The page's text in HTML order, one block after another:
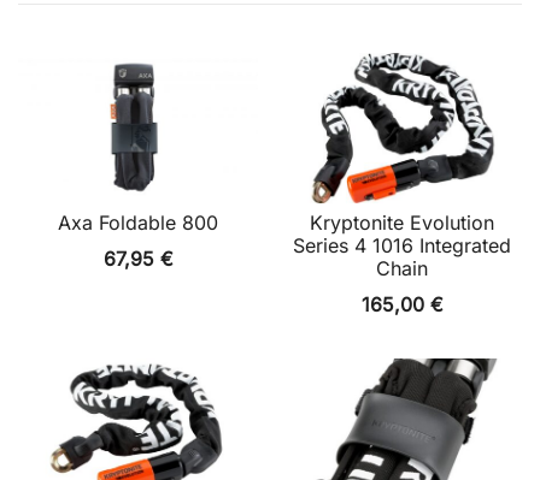
Axa Foldable 800
67,95 €
Kryptonite Evolution
Series 4 1016 Integrated
Chain
165,00 €